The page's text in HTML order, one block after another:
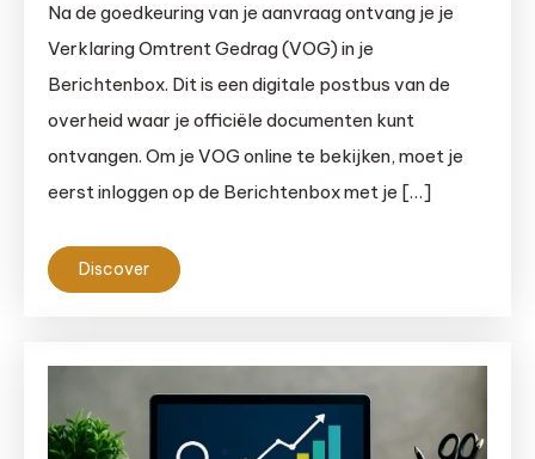
Na de goedkeuring van je aanvraag ontvang je je
Verklaring Omtrent Gedrag (VOG) in je
Berichtenbox. Dit is een digitale postbus van de
overheid waar je officiële documenten kunt
ontvangen. Om je VOG online te bekijken, moet je
eerst inloggen op de Berichtenbox met je […]
Discover